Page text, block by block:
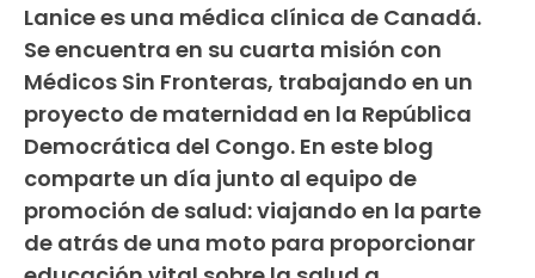
Lanice es una médica clínica de Canadá.
Se encuentra en su cuarta misión con
Médicos Sin Fronteras, trabajando en un
proyecto de maternidad en la República
Democrática del Congo. En este blog
comparte un día junto al equipo de
promoción de salud: viajando en la parte
de atrás de una moto para proporcionar